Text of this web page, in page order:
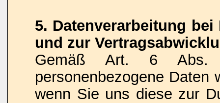
5. Datenverarbeitung
und zur
Gemäß Art. 6
personenbezogene Daten
wenn Sie uns diese zur